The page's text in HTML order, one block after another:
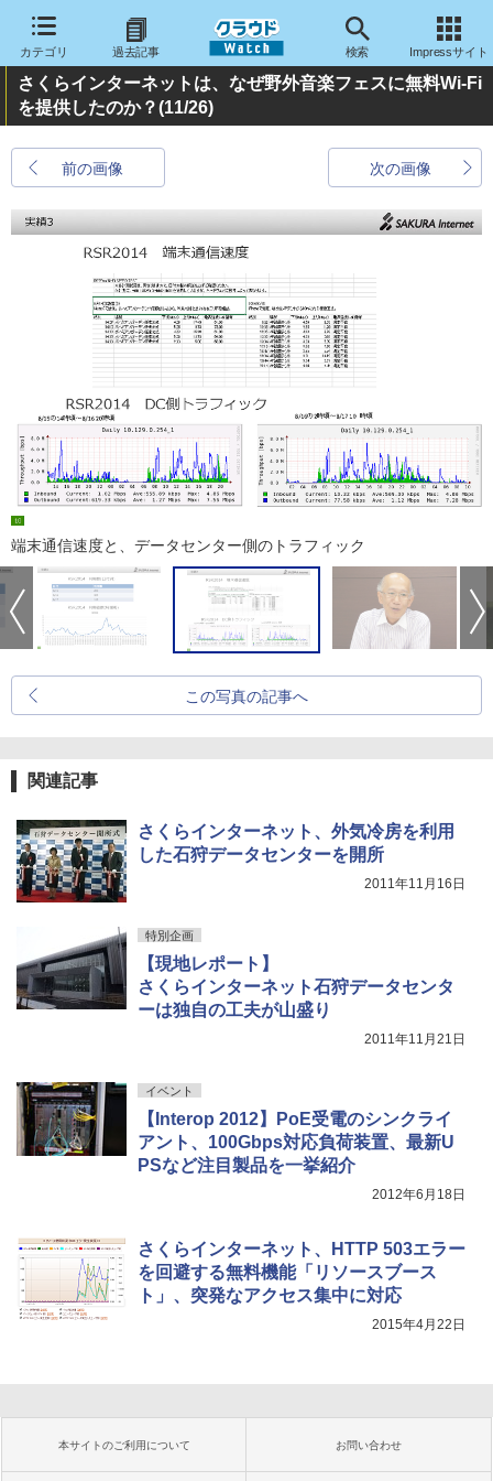
カテゴリ 過去記事 検索 Impressサイト
さくらインターネットは、なぜ野外音楽フェスに無料Wi-Fi
を提供したのか？(11/26)
前の画像 次の画像
端末通信速度と、データセンター側のトラフィック
この写真の記事へ
関連記事
さくらインターネット、外気冷房を利用
した石狩データセンターを開所
2011年11月16日
特別企画
【現地レポート】
さくらインターネット石狩データセンタ
ーは独自の工夫が山盛り
2011年11月21日
イベント
【Interop 2012】PoE受電のシンクライ
アント、100Gbps対応負荷装置、最新U
PSなど注目製品を一挙紹介
2012年6月18日
さくらインターネット、HTTP 503エラー
を回避する無料機能「リソースブース
ト」、突発なアクセス集中に対応
2015年4月22日
本サイトのご利用について お問い合わせ